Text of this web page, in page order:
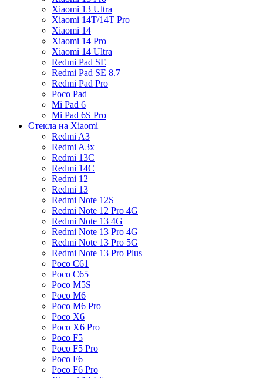
Xiaomi 13 Ultra
Xiaomi 14T/14T Pro
Xiaomi 14
Xiaomi 14 Pro
Xiaomi 14 Ultra
Redmi Pad SE
Redmi Pad SE 8.7
Redmi Pad Pro
Poco Pad
Mi Pad 6
Mi Pad 6S Pro
Стекла на Xiaomi
Redmi A3
Redmi A3x
Redmi 13C
Redmi 14C
Redmi 12
Redmi 13
Redmi Note 12S
Redmi Note 12 Pro 4G
Redmi Note 13 4G
Redmi Note 13 Pro 4G
Redmi Note 13 Pro 5G
Redmi Note 13 Pro Plus
Poco C61
Poco C65
Poco M5S
Poco M6
Poco M6 Pro
Poco X6
Poco X6 Pro
Poco F5
Poco F5 Pro
Poco F6
Poco F6 Pro